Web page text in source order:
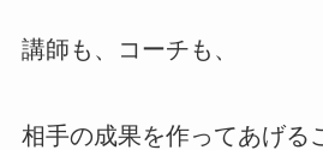
講師も、コーチも、
相手の成果を作ってあげる